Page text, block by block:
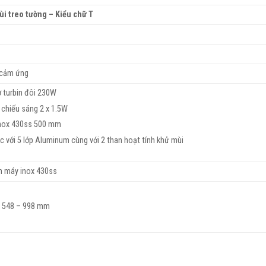
treo tường – Kiểu chữ T
ứng
turbin đôi 230W
sáng 2 x 1.5W
430ss 500 mm
với 5 lớp Aluminum cùng với 2 than hoạt tính khử mùi
máy inox 430ss
548 – 998 mm